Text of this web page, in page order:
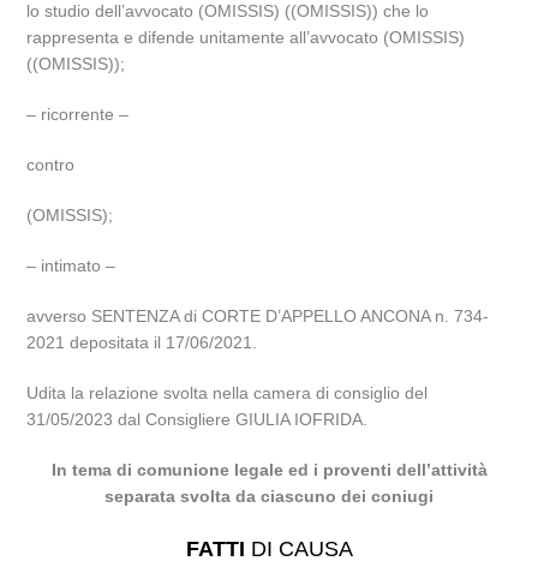
lo studio dell’avvocato (OMISSIS) ((OMISSIS)) che lo
rappresenta e difende unitamente all’avvocato (OMISSIS)
((OMISSIS));
– ricorrente –
contro
(OMISSIS);
– intimato –
avverso SENTENZA di CORTE D’APPELLO ANCONA n. 734-
2021 depositata il 17/06/2021.
Udita la relazione svolta nella camera di consiglio del
31/05/2023 dal Consigliere GIULIA IOFRIDA.
In tema di comunione legale ed i proventi dell’attività
separata svolta da ciascuno dei coniugi
FATTI DI CAUSA